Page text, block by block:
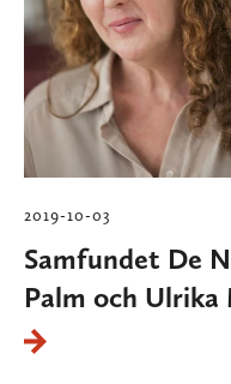
2019-10-03
Samfundet De
Palm och Ulrika